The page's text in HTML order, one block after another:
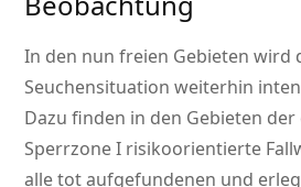
In den nun freien Gebieten wird
Seuchensituation weiterhin
Dazu finden in den Gebieten
Sperrzone I risikoorientierte
alle tot aufgefundenen und